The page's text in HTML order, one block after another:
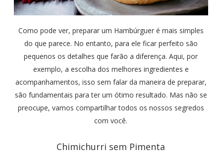
Como pode ver, preparar um Hambúrguer é mais simples
do que parece. No entanto, para ele ficar perfeito são
pequenos os detalhes que farão a diferença. Aqui, por
exemplo, a escolha dos melhores ingredientes e
acompanhamentos, isso sem falar da maneira de preparar,
são fundamentais para ter um ótimo resultado. Mas não se
preocupe, vamos compartilhar todos os nossos segredos
com você.
Chimichurri sem Pimenta